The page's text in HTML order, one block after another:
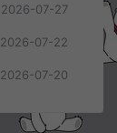
2026-07-27
2026-07-22
2026-07-20